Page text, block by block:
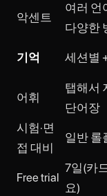
악센트
여러 언
다양한
기억 세션별
어휘
탭해서
단어장
시험·면
접 대비
일반 롤
Free trial
7일(카
요)